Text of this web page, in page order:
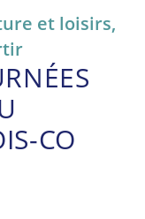
et loisirs,
CO